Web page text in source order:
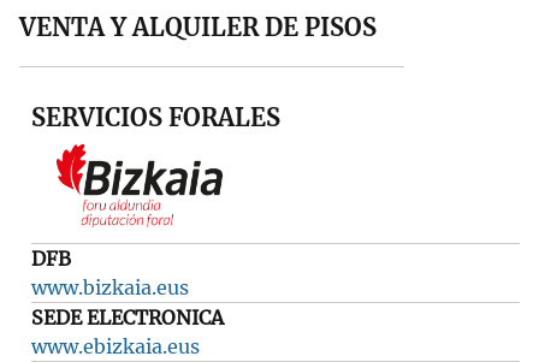
VENTA Y ALQUILER DE PISOS
SERVICIOS FORALES
DFB
www.bizkaia.eus
SEDE ELECTRONICA
www.ebizkaia.eus